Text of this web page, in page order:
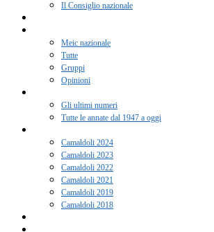
Il Consiglio nazionale
Meic nazionale
Tutte
Gruppi
Opinioni
Gli ultimi numeri
Tutte le annate dal 1947 a oggi
Camaldoli 2024
Camaldoli 2023
Camaldoli 2022
Camaldoli 2021
Camaldoli 2019
Camaldoli 2018